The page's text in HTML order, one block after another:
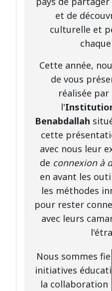
et de
culturelle et
Cette année,
de vous
réalisée par
l'
Benabdallah
cette
avec nous leur
de connexion à
en avant les
les méthodes
pour rester
avec leurs
Nous sommes
initiatives
la